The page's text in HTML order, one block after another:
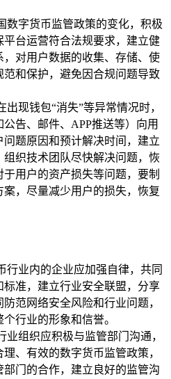
数字货币监管政策的变化，积极
平台运营符合法规要求，建立健
对用户数据的收集、存储、使
范和保护，避免因合规问题导致
出现钱包“消失”等异常情况时，
告、邮件、APP推送等）向用
问题原因和预计解决时间，建立
组织技术团队尽快解决问题，恢
用户的资产损失等问题，要制
，尽量减少用户的损失，恢复
行业内的企业应加强自律，共同
准，建立行业安全联盟，分享
范网络安全风险和行业问题，
行业的形象和信誉。
业组织应积极与监管部门沟通，
、有效的数字货币监管政策，
门的合作，建立良好的监管沟